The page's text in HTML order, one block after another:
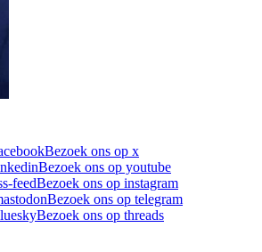
Bezoek ons op x
Bezoek ons op youtube
feedBezoek ons op instagram
Bezoek ons op telegram
Bezoek ons op threads